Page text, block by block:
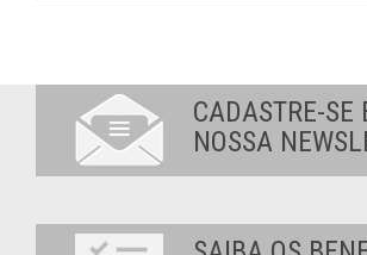
CADASTRE-SE
NOSSA